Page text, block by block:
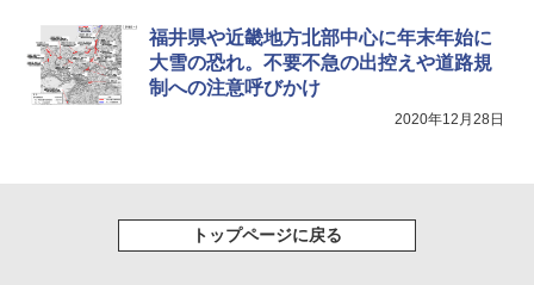
可能 安全ロック付き 高安全性 金属製耐久 コ
ンパクト多機能設計 持ち運び便利 アウトド
ア/オフィス/教育現場/展示会用 緑
福井県や近畿地方北部中心に年末年始に
大雪の恐れ。不要不急の出控えや道路規
制への注意呼びかけ
2020年12月28日
トップページに戻る